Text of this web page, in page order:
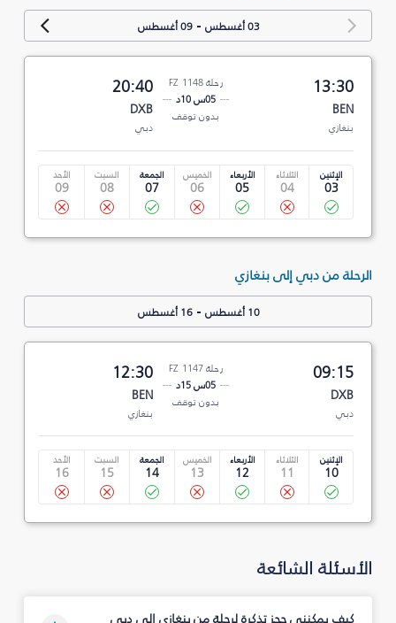
03 أغسطس -09 أغسطس
13:30
BEN
بنغازي
رحلة FZ 1148
05س 10د
بدون توقف
20:40
DXB
دبي
الإثنين
03
الثلاثاء
04
الأربعاء
05
الخميس
06
الجمعة
07
السبت
08
الأحد
09
الرحلة من دبي إلى بنغازي
10 أغسطس -16 أغسطس
09:15
DXB
دبي
رحلة FZ 1147
05س 15د
بدون توقف
12:30
BEN
بنغازي
الإثنين
10
الثلاثاء
11
الأربعاء
12
الخميس
13
الجمعة
14
السبت
15
الأحد
16
الأسئلة الشائعة
كيف يمكنني حجز تذكرة لرحلة من بنغازي إلى دبي